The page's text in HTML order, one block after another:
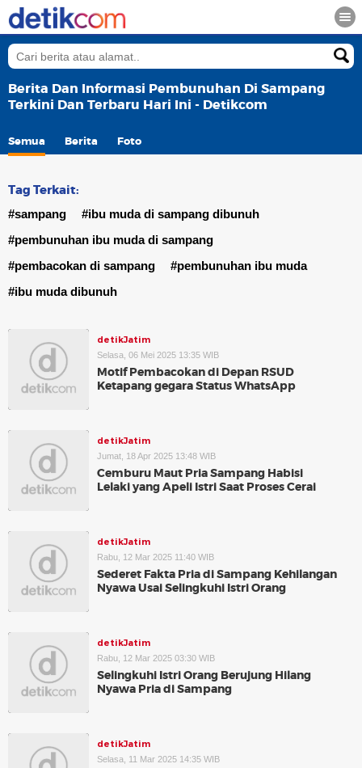
Berita Dan Informasi Pembunuhan Di Sampang
Terkini Dan Terbaru Hari Ini - Detikcom
Semua Berita Foto
Tag Terkait:
#sampang
#ibu muda di sampang dibunuh
#pembunuhan ibu muda di sampang
#pembacokan di sampang
#pembunuhan ibu muda
#ibu muda dibunuh
detikJatim
Selasa, 06 Mei 2025 13:35 WIB
Motif Pembacokan di Depan RSUD
Ketapang gegara Status WhatsApp
detikJatim
Jumat, 18 Apr 2025 13:48 WIB
Cemburu Maut Pria Sampang Habisi
Lelaki yang Apeli Istri Saat Proses Cerai
detikJatim
Rabu, 12 Mar 2025 11:40 WIB
Sederet Fakta Pria di Sampang Kehilangan
Nyawa Usai Selingkuhi Istri Orang
detikJatim
Rabu, 12 Mar 2025 03:30 WIB
Selingkuhi Istri Orang Berujung Hilang
Nyawa Pria di Sampang
detikJatim
Selasa, 11 Mar 2025 14:35 WIB